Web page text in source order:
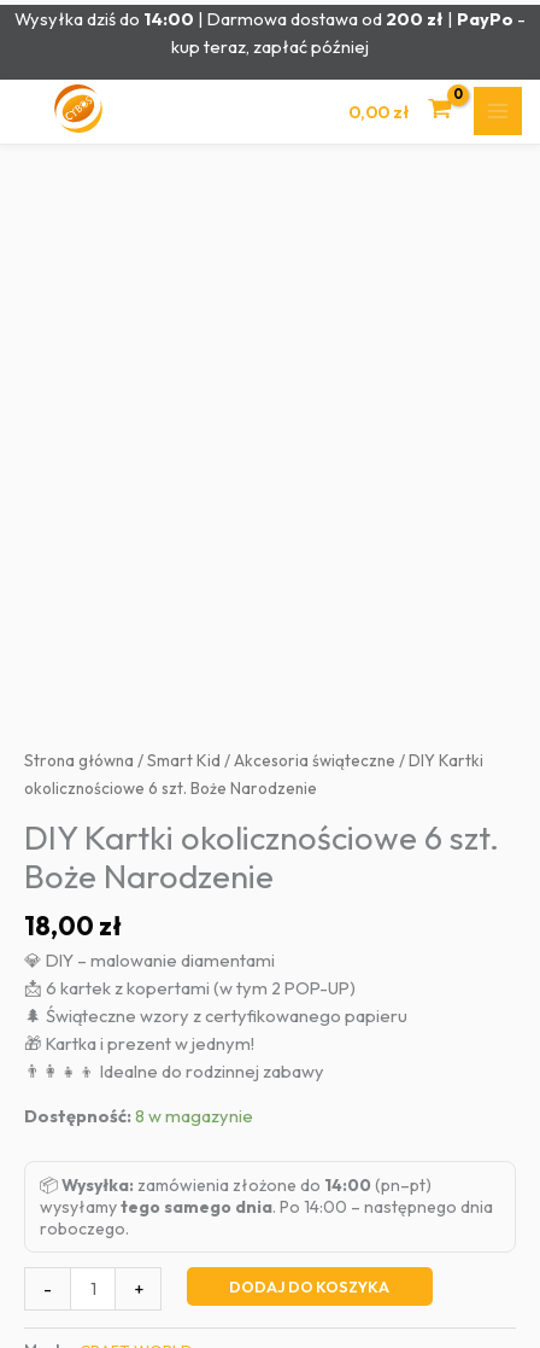
Przejdź
Wysyłka dziś do 14:00 | Darmowa dostawa od 200 zł | PayPo -
kup teraz, zapłać później
0,00 zł
Strona główna /Smart Kid /Akcesoria świąteczne / DIY Kartki
okolicznościowe 6 szt. Boże Narodzenie
DIY Kartki okolicznościowe 6 szt.
Boże Narodzenie
18,00 zł
💎 DIY – malowanie diamentami
📩 6 kartek z kopertami (w tym 2 POP-UP)
🌲 Świąteczne wzory z certyfikowanego papieru
🎁 Kartka i prezent w jednym!
👨‍👩‍👧‍👦 Idealne do rodzinnej zabawy
Dostępność:8 w magazynie
📦Wysyłka: zamówienia złożone do 14:00 (pn–pt)
wysyłamytego samego dnia. Po 14:00 – następnego dnia
roboczego.
-
DIY
Kartki
+ DODAJ DO KOSZYKA